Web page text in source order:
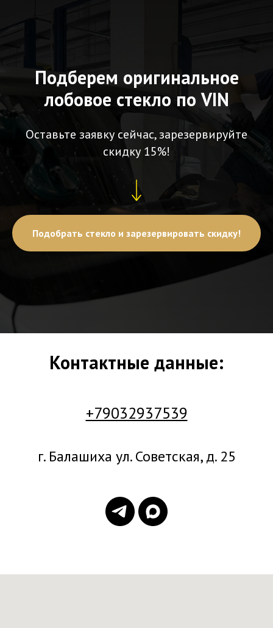
Подберем оригинальное
лобовое стекло по VIN
Оставьте заявку сейчас, зарезервируйте
скидку 15%!
Подобрать стекло и зарезервировать скидку!
Контактные данные:
+79032937539
г. Балашиха ул. Советская, д. 25